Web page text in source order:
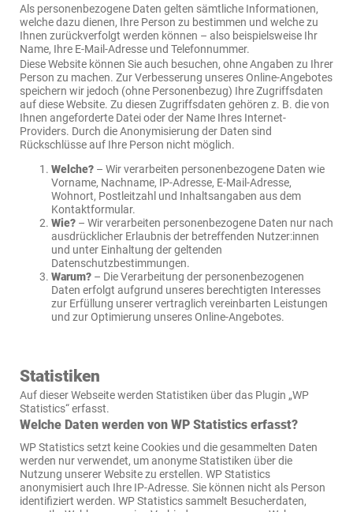
Als personenbezogene Daten gelten sämtliche Informationen,
welche dazu dienen, Ihre Person zu bestimmen und welche zu
Ihnen zurückverfolgt werden können – also beispielsweise Ihr
Name, Ihre E-Mail-Adresse und Telefonnummer.
Diese Website können Sie auch besuchen, ohne Angaben zu Ihrer
Person zu machen. Zur Verbesserung unseres Online-Angebotes
speichern wir jedoch (ohne Personenbezug) Ihre Zugriffsdaten
auf diese Website. Zu diesen Zugriffsdaten gehören z. B. die von
Ihnen angeforderte Datei oder der Name Ihres Internet-
Providers. Durch die Anonymisierung der Daten sind
Rückschlüsse auf Ihre Person nicht möglich.
Welche? – Wir verarbeiten personenbezogene Daten wie
Vorname, Nachname, IP-Adresse, E-Mail-Adresse,
Wohnort, Postleitzahl und Inhaltsangaben aus dem
Kontaktformular.
Wie? – Wir verarbeiten personenbezogene Daten nur nach
ausdrücklicher Erlaubnis der betreffenden Nutzer:innen
und unter Einhaltung der geltenden
Datenschutzbestimmungen.
Warum? – Die Verarbeitung der personenbezogenen
Daten erfolgt aufgrund unseres berechtigten Interesses
zur Erfüllung unserer vertraglich vereinbarten Leistungen
und zur Optimierung unseres Online-Angebotes.
Statistiken
Auf dieser Webseite werden Statistiken über das Plugin „WP
Statistics“ erfasst.
Welche Daten werden von WP Statistics erfasst?
WP Statistics setzt keine Cookies und die gesammelten Daten
werden nur verwendet, um anonyme Statistiken über die
Nutzung unserer Website zu erstellen. WP Statistics
anonymisiert auch Ihre IP-Adresse. Sie können nicht als Person
identifiziert werden. WP Statistics sammelt Besucherdaten,